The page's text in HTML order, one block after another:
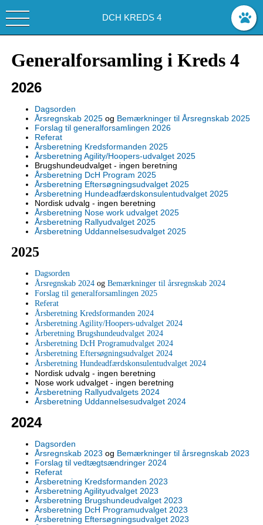
DCH KREDS 4
Generalforsamling i Kreds 4
2026
Dagsorden
Årsregnskab 2025og Bemærkninger til Årsregnskab 2025
Forslag til generalforsamlingen 2026
Referat
Årsberetning Kredsformanden 2025
Årsberetning Agility/Hoopers-udvalget 2025
Brugshundeudvalget - ingen beretning
Årsberetning DcH Program 2025
Årsberetning Eftersøgningsudvalget 2025
Årsberetning Hundeadfærdskonsulentudvalget 2025
Nordisk udvalg - ingen beretning
Årsberetning Nose work udvalget 2025
Årsberetning Rallyudvalget 2025
Årsberetning Uddannelsesudvalget 2025
2025
Dagsorden
Årsregnskab 2024og Bemærkninger til årsregnskab 2024
Forslag til generalforsamlingen 2025
Referat
Årsberetning Kredsformanden 2024
Årsberetning Agility/Hoopers-udvalget 2024
Årberetning Brugshundeudvalget 2024
Årsberetning DcH Programudvalget 2024
Årsberetning Eftersøgningsudvalget 2024
Årsberetning Hundeadfærdskonsulentudvalget 2024
Nordisk udvalg - ingen beretning
Nose work udvalget - ingen beretning
Årsberetning Rallyudvalgets 2024
Årsberetning Uddannelsesudvalget 2024
2024
Dagsorden
Årsregnskab 2023 og Bemærkninger til årsregnskab 2023
Forslag til vedtægtsændringer 2024
Referat
Årsberetning Kredsformanden 2023
Årsberetning Agilityudvalget 2023
Årsberetning Brugshundeudvalget 2023
Årsberetning DcH Programudvalget 2023
Årsberetning Eftersøgningsudvalget 2023